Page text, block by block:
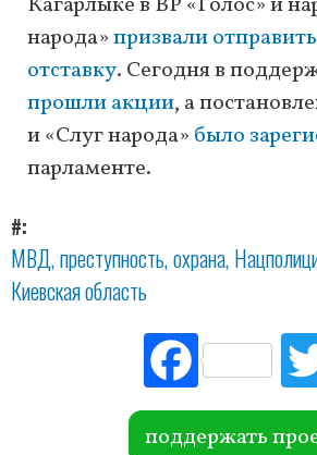
народа»призвали
отставку. Сегодня в
прошли акции, а
и «Слуг народа» было
парламенте.
#
МВД преступность охрана
Киевская область
Fac
ebo
ok
поддержать